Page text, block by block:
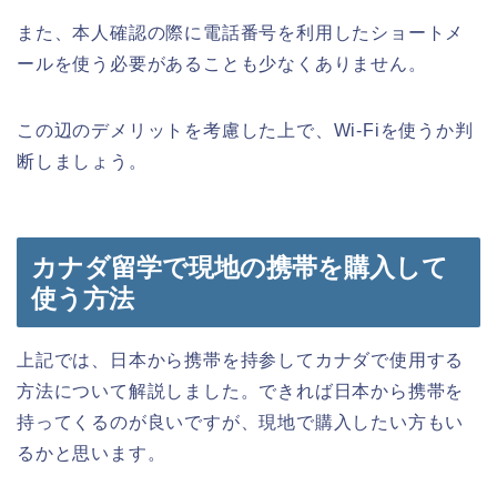
また、本人確認の際に電話番号を利用したショートメ
ールを使う必要があることも少なくありません。
この辺のデメリットを考慮した上で、Wi-Fiを使うか判
断しましょう。
カナダ留学で現地の携帯を購入して
使う方法
上記では、日本から携帯を持参してカナダで使用する
方法について解説しました。できれば日本から携帯を
持ってくるのが良いですが、現地で購入したい方もい
るかと思います。